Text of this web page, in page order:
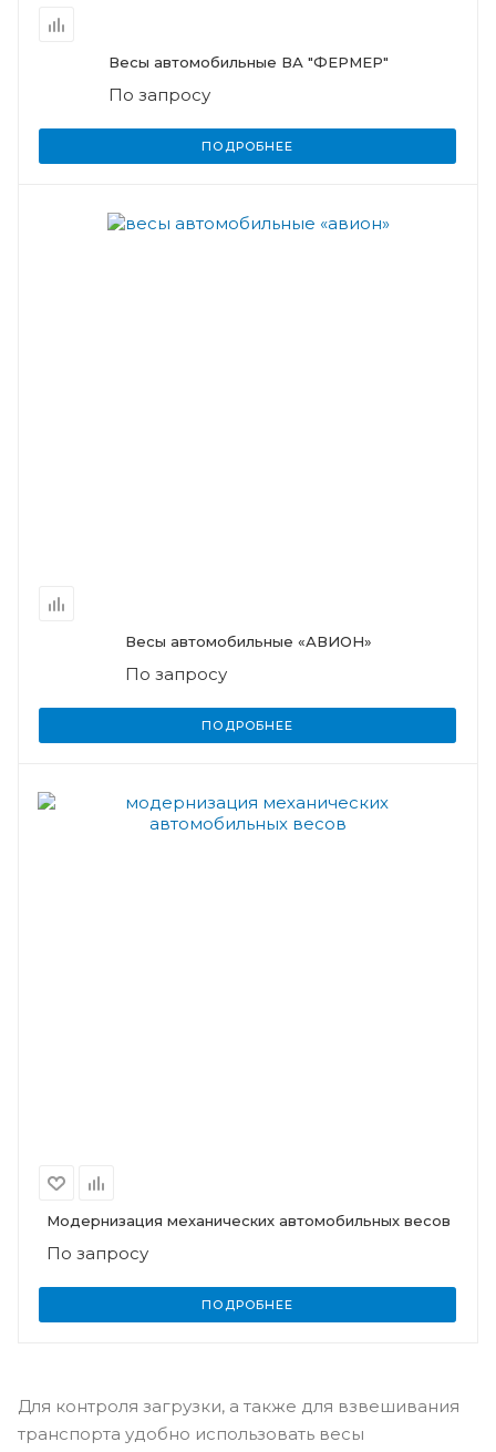
Весы автомобильные ВА "ФЕРМЕР"
По запросу
ПОДРОБНЕЕ
Весы автомобильные «АВИОН»
По запросу
ПОДРОБНЕЕ
Модернизация механических автомобильных весов
По запросу
ПОДРОБНЕЕ
Для контроля загрузки, а также для взвешивания
транспорта удобно использовать весы